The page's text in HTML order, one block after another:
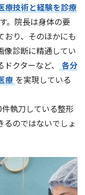
療技術と経験を診療
。院長は身体の要
おり、そのほかにも
像診断に精通してい
クターなど、
各分
療 を実現している
執刀している整形
るのではないでしょ